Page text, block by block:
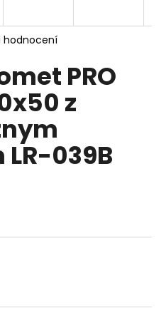
hodnocení
PRO
z
039B